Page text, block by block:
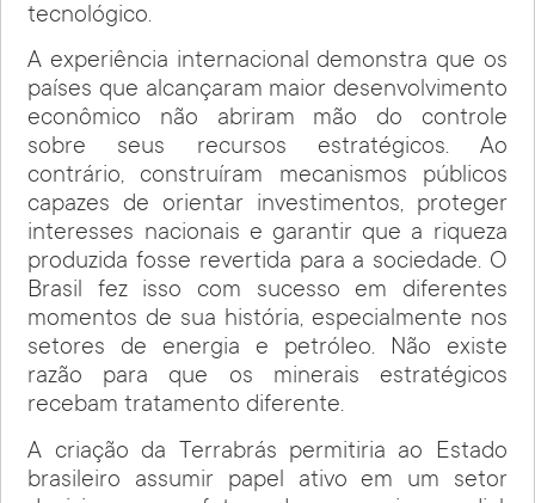
tecnológico.
A experiência internacional demonstra que os
países que alcançaram maior desenvolvimento
econômico não abriram mão do controle
sobre seus recursos estratégicos. Ao
contrário, construíram mecanismos públicos
capazes de orientar investimentos, proteger
interesses nacionais e garantir que a riqueza
produzida fosse revertida para a sociedade. O
Brasil fez isso com sucesso em diferentes
momentos de sua história, especialmente nos
setores de energia e petróleo. Não existe
razão para que os minerais estratégicos
recebam tratamento diferente.
A criação da Terrabrás permitiria ao Estado
brasileiro assumir papel ativo em um setor